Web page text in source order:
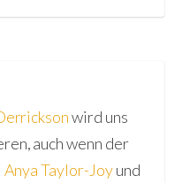
wird uns
auch wenn der
Anya Taylor-Joyund